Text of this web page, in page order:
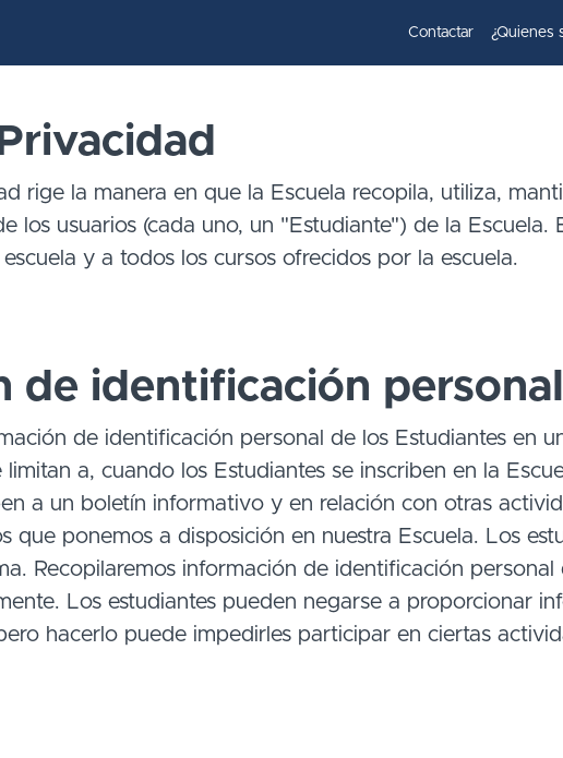
Contactar ¿Quienes
rige la manera en que la Escuela recopila, utiliza,
los usuarios (cada uno, un "Estudiante") de la Escuela.
y a todos los cursos ofrecidos por la escuela.
de identificación personal
de identificación personal de los Estudiantes en
a, cuando los Estudiantes se inscriben en la
a un boletín informativo y en relación con otras
que ponemos a disposición en nuestra Escuela. Los
Recopilaremos información de identificación personal
Los estudiantes pueden negarse a proporcionar
hacerlo puede impedirles participar en ciertas